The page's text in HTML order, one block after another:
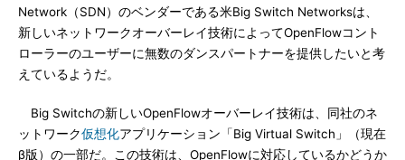
Network（SDN）のベンダーである米Big Switch Networksは、
新しいネットワークオーバーレイ技術によってOpenFlowコント
ローラーのユーザーに無数のダンスパートナーを提供したいと考
えているようだ。
Big Switchの新しいOpenFlowオーバーレイ技術は、同社のネ
ットワーク仮想化アプリケーション「Big Virtual Switch」（現在
β版）の一部だ。この技術は、OpenFlowに対応しているかどうか